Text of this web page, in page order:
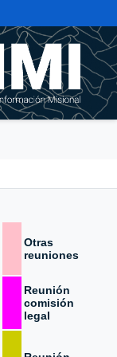
Otras
reuniones
Reunión
comisión
legal